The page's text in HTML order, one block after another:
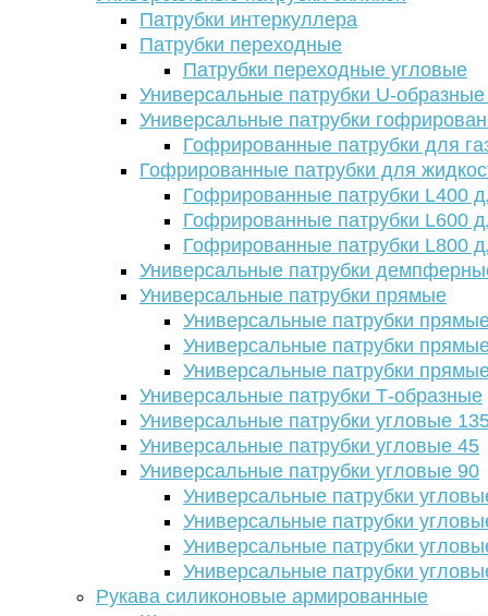
Патрубки интеркуллера
Патрубки переходные
Патрубки переходные угловые
Универсальные патрубки U-
Универсальные патрубки
Гофрированные патрубки для
Гофрированные патрубки для
Гофрированные патрубки L400
Гофрированные патрубки L600
Гофрированные патрубки L800
Универсальные патрубки
Универсальные патрубки прямые
Универсальные патрубки
Универсальные патрубки
Универсальные патрубки
Универсальные патрубки Т-образные
Универсальные патрубки угловые
Универсальные патрубки угловые 45
Универсальные патрубки угловые 90
Универсальные патрубки
Универсальные патрубки
Универсальные патрубки
Универсальные патрубки
Рукава силиконовые армированные